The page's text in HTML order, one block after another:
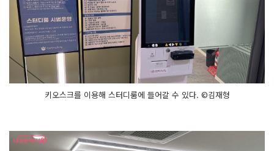
키오스크를 이용해 스터디룸에 들어갈 수 있다. ©김재형